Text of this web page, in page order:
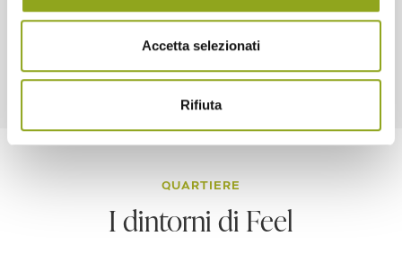
Accetta selezionati
Rifiuta
verdeggianti, bordure e siepi che conciliano privacy e
QUARTIERE
I dintorni di Feel